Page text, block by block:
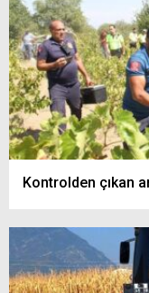
Kontrolden çıkan